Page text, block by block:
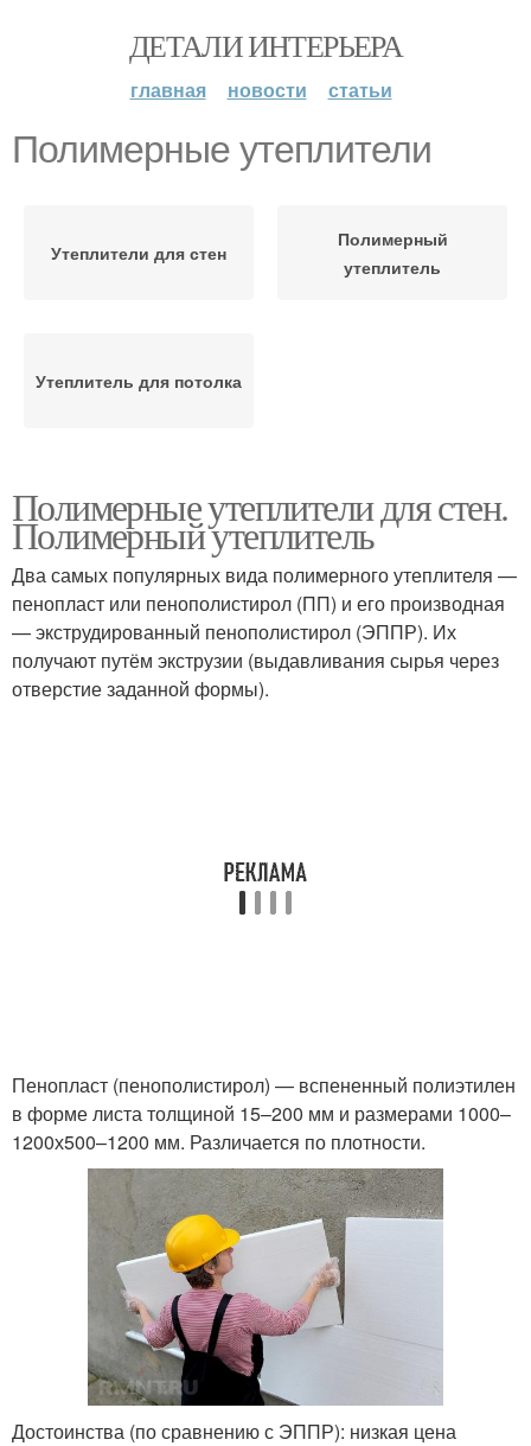
ДЕТАЛИ ИНТЕРЬЕРА
главная новости статьи
Полимерные утеплители
Утеплители для стен
Полимерный
утеплитель
Утеплитель для потолка
Полимерные утеплители для стен.
Полимерный утеплитель
Два самых популярных вида полимерного утеплителя —
пенопласт или пенополистирол (ПП) и его производная
— экструдированный пенополистирол (ЭППР). Их
получают путём экструзии (выдавливания сырья через
отверстие заданной формы).
Пенопласт (пенополистирол) — вспененный полиэтилен
в форме листа толщиной 15–200 мм и размерами 1000–
1200х500–1200 мм. Различается по плотности.
Достоинства (по сравнению с ЭППР): низкая цена